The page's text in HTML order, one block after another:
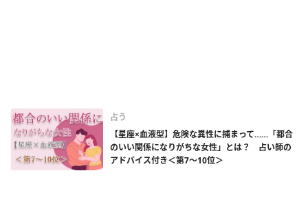
占う
【星座×血液型】危険な異性に捕まって……「都合
のいい関係になりがちな女性」とは？ 占い師の
アドバイス付き＜第7～10位＞